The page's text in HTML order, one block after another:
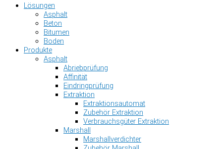
Lösungen
Asphalt
Beton
Bitumen
Boden
Produkte
Asphalt
Abriebprüfung
Affinität
Eindringprüfung
Extraktion
Extraktionsautomat
Zubehör Extraktion
Verbrauchsgüter Extraktion
Marshall
Marshallverdichter